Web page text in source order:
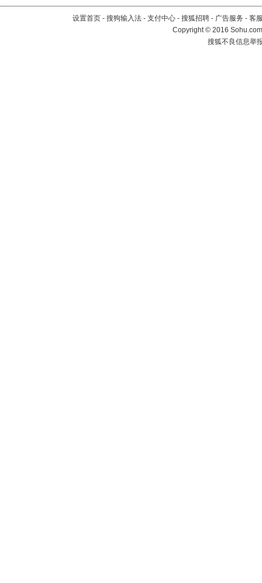
设置首页 - 搜狗输入法 - 支付中心 - 搜狐招聘 - 广告服务 - 客
Copyright©2016
搜狐不良信息举